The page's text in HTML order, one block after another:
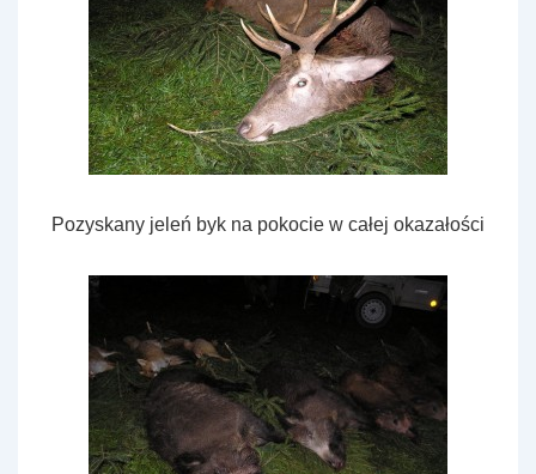
Pozyskany jeleń byk na pokocie w całej okazałości